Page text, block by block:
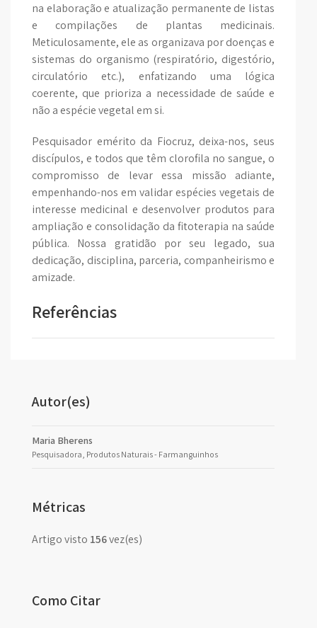
na elaboração e atualização permanente de listas
e compilações de plantas medicinais.
Meticulosamente, ele as organizava por doenças e
sistemas do organismo (respiratório, digestório,
circulatório etc.), enfatizando uma lógica
coerente, que prioriza a necessidade de saúde e
não a espécie vegetal em si.
Pesquisador emérito da Fiocruz, deixa-nos, seus
discípulos, e todos que têm clorofila no sangue, o
compromisso de levar essa missão adiante,
empenhando-nos em validar espécies vegetais de
interesse medicinal e desenvolver produtos para
ampliação e consolidação da fitoterapia na saúde
pública. Nossa gratidão por seu legado, sua
dedicação, disciplina, parceria, companheirismo e
amizade.
Referências
Autor(es)
Maria Bherens
Pesquisadora, Produtos Naturais - Farmanguinhos
Métricas
Artigo visto 156vez(es)
Como Citar